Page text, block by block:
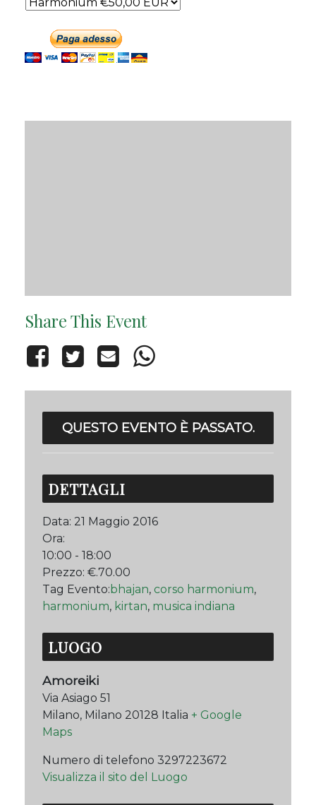
Share This Event
QUESTO EVENTO È PASSATO.
DETTAGLI
Data: 21 Maggio 2016
Ora:
10:00 - 18:00
Prezzo: €.70.00
Tag Evento:bhajan, corso harmonium,
harmonium, kirtan, musica indiana
LUOGO
Amoreiki
Via Asiago 51
Milano, Milano 20128 Italia + Google
Maps
Numero di telefono 3297223672
Visualizza il sito del Luogo